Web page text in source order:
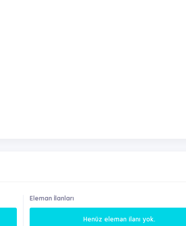
Eleman İlanları
Henüz eleman ilanı yok.